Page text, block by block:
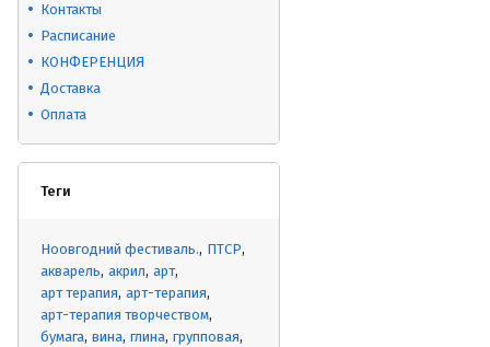
Контакты
Расписание
КОНФЕРЕНЦИЯ
Доставка
Оплата
Теги
Ноовгодний фестиваль. ПТСР
акварель акрил арт
арт терапия арт-терапия
арт-терапия творчеством
бумага вина глина групповая